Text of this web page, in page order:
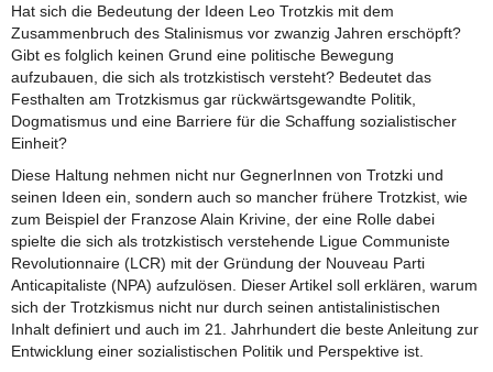
Hat sich die Bedeutung der Ideen Leo Trotzkis mit dem
Zusammenbruch des Stalinismus vor zwanzig Jahren erschöpft?
Gibt es folglich keinen Grund eine politische Bewegung
aufzubauen, die sich als trotzkistisch versteht? Bedeutet das
Festhalten am Trotzkismus gar rückwärtsgewandte Politik,
Dogmatismus und eine Barriere für die Schaffung sozialistischer
Einheit?
Diese Haltung nehmen nicht nur GegnerInnen von Trotzki und
seinen Ideen ein, sondern auch so mancher frühere Trotzkist, wie
zum Beispiel der Franzose Alain Krivine, der eine Rolle dabei
spielte die sich als trotzkistisch verstehende Ligue Communiste
Revolutionnaire (LCR) mit der Gründung der Nouveau Parti
Anticapitaliste (NPA) aufzulösen. Dieser Artikel soll erklären, warum
sich der Trotzkismus nicht nur durch seinen antistalinistischen
Inhalt definiert und auch im 21. Jahrhundert die beste Anleitung zur
Entwicklung einer sozialistischen Politik und Perspektive ist.